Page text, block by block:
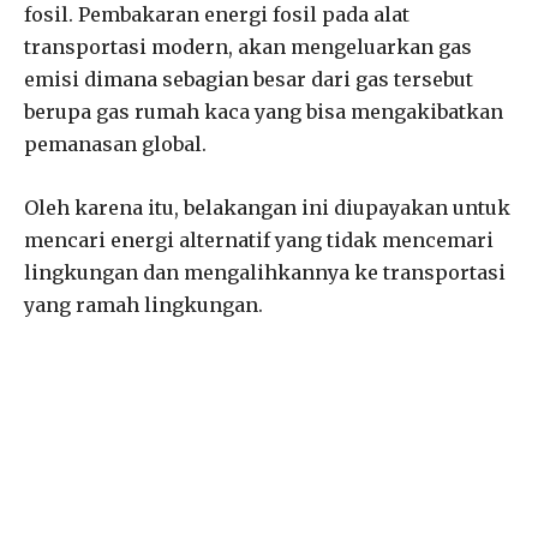
fosil. Pembakaran energi fosil pada alat
transportasi modern, akan mengeluarkan gas
emisi dimana sebagian besar dari gas tersebut
berupa gas rumah kaca yang bisa mengakibatkan
pemanasan global.
Oleh karena itu, belakangan ini diupayakan untuk
mencari energi alternatif yang tidak mencemari
lingkungan dan mengalihkannya ke transportasi
yang ramah lingkungan.